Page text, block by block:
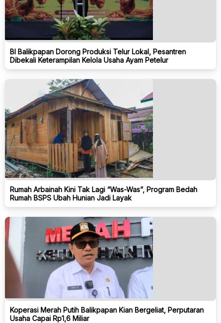
BI Balikpapan Dorong Produksi Telur Lokal, Pesantren
Dibekali Keterampilan Kelola Usaha Ayam Petelur
Rumah Arbainah Kini Tak Lagi “Was-Was”, Program Bedah
Rumah BSPS Ubah Hunian Jadi Layak
Koperasi Merah Putih Balikpapan Kian Bergeliat, Perputaran
Usaha Capai Rp1,6 Miliar